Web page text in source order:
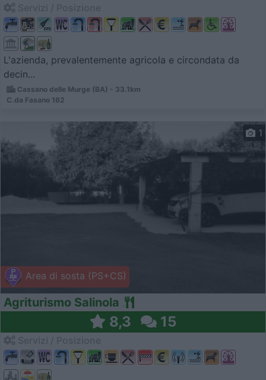
L'azienda, prevalentemente agricola e circondata da
decin...
Cassano delle Murge (BA) - 33.1km
C.da Fasano 162
Area di sosta (PS+CS)
1
Agriturismo Salinola
8,3 15